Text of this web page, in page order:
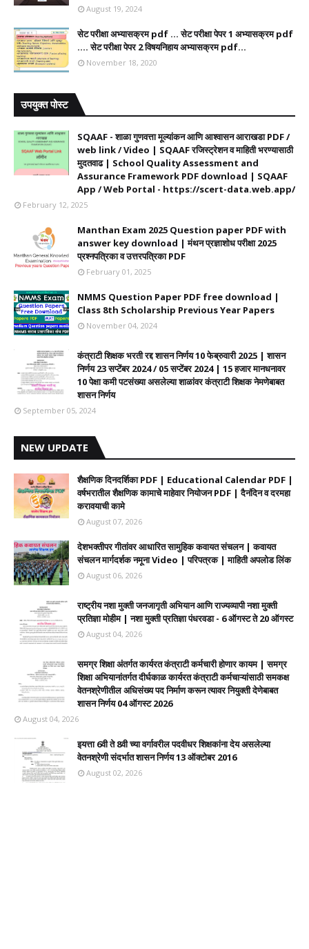
August 19, 2024
सेट परीक्षा अभ्यासक्रम pdf ... सेट परीक्षा पेपर 1 अभ्यासक्रम pdf
.... सेट परीक्षा पेपर 2 विषयनिहाय अभ्यासक्रम pdf...
November 18, 2020
उपयुक्त पोस्ट
SQAAF - शाळा गुणवत्ता मूल्यांकन आणि आश्वासन आराखडा PDF /
web link / Video | SQAAF रजिस्ट्रेशन व माहिती भरण्यासाठी
मुदतवाढ | School Quality Assessment and
Assurance Framework PDF download | SQAAF
App / Web Portal - https://scert-data.web.app/
February 12, 2025
Manthan Exam 2025 Question paper PDF with
answer key download | मंथन प्रज्ञाशोध परीक्षा 2025
प्रश्नपत्रिका व उत्तरपत्रिका PDF
February 01, 2025
NMMS Question Paper PDF free download |
Class 8th Scholarship Previous Year Papers
November 04, 2024
कंत्राटी शिक्षक भरती रद्द शासन निर्णय 10 फेब्रुवारी 2025 | शासन
निर्णय 23 सप्टेंबर 2024 / 05 सप्टेंबर 2024 | 15 हजार मानधनावर
10 पेक्षा कमी पटसंख्या असलेल्या शाळांवर कंत्राटी शिक्षक नेमणेबाबत
शासन निर्णय
September 05, 2024
NEW UPDATE
शैक्षणिक दिनदर्शिका PDF | Educational Calendar PDF |
वर्षभरातील शैक्षणिक कामाचे माहेवार नियोजन PDF | दैनंदिन व दरमहा
करावयाची कामे
August 07, 2026
देशभक्तीपर गीतांवर आधारित सामुहिक कवायत संचलन | कवायत
संचलन मार्गदर्शक नमूना Video | परिपत्रक | माहिती अपलोड लिंक
August 06, 2026
राष्ट्रीय नशा मुक्ती जनजागृती अभियान आणि राज्यव्यापी नशा मुक्ती
प्रतिज्ञा मोहीम | नशा मुक्ती प्रतिज्ञा पंधरवडा - 6 ऑगस्ट ते 20 ऑगस्ट
August 04, 2026
समग्र शिक्षा अंतर्गत कार्यरत कंत्राटी कर्मचारी होणार कायम | समग्र
शिक्षा अभियानांतर्गत दीर्घकाळ कार्यरत कंत्राटी कर्मचाऱ्यांसाठी समकक्ष
वेतनश्रेणीतील अधिसंख्य पद निर्माण करून त्यावर नियुक्ती देणेबाबत
शासन निर्णय 04 ऑगस्ट 2026
August 04, 2026
इयत्ता 6वी ते 8वी च्या वर्गावरील पदवीधर शिक्षकांना देय असलेल्या
वेतनश्रेणी संदर्भात शासन निर्णय 13 ऑक्टोबर 2016
August 02, 2026